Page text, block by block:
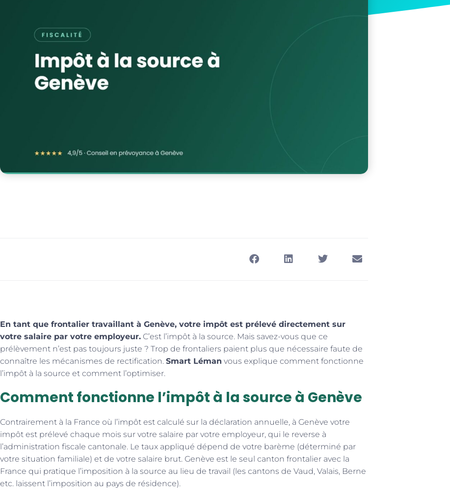
En tant que frontalier travaillant à Genève, votre impôt est prélevé directement sur
votre salaire par votre employeur. C’est l’impôt à la source. Mais savez-vous que ce
prélèvement n’est pas toujours juste ? Trop de frontaliers paient plus que nécessaire faute de
connaître les mécanismes de rectification. Smart Léman vous explique comment fonctionne
l’impôt à la source et comment l’optimiser.
Comment fonctionne l’impôt à la source à Genève
Contrairement à la France où l’impôt est calculé sur la déclaration annuelle, à Genève votre
impôt est prélevé chaque mois sur votre salaire par votre employeur, qui le reverse à
l’administration fiscale cantonale. Le taux appliqué dépend de votre barème (déterminé par
votre situation familiale) et de votre salaire brut. Genève est le seul canton frontalier avec la
France qui pratique l’imposition à la source au lieu de travail (les cantons de Vaud, Valais, Berne
etc. laissent l’imposition au pays de résidence).